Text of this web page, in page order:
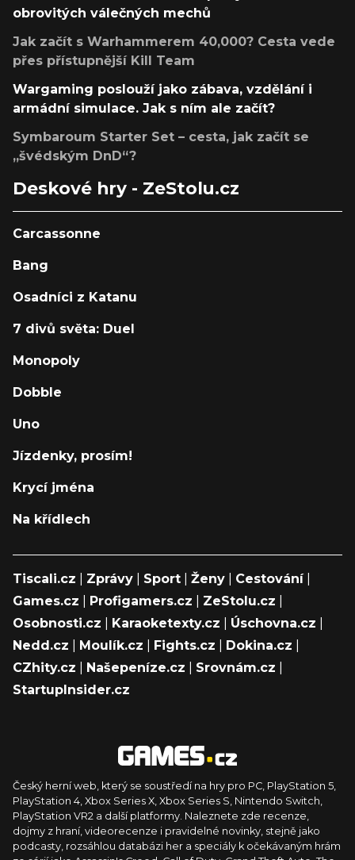
obrovitých válečných mechů
Jak začít s Warhammerem 40,000? Cesta vede
přes přístupnější Kill Team
Wargaming poslouží jako zábava, vzdělání i
armádní simulace. Jak s ním ale začít?
Symbaroum Starter Set – cesta, jak začít se
„švédským DnD“?
Deskové hry - ZeStolu.cz
Carcassonne
Bang
Osadníci z Katanu
7 divů světa: Duel
Monopoly
Dobble
Uno
Jízdenky, prosím!
Krycí jména
Na křídlech
Tiscali.cz Zprávy Sport Ženy Cestování|
Games.cz
Profigamers.cz ZeStolu.cz
Osobnosti.cz
Karaoketexty.cz Úschovna.cz
Nedd.cz
Moulík.cz Fights.cz Dokina.cz
CZhity.cz
Našepeníze.cz Srovnám.cz
StartupInsider.cz
Český herní web, který se soustředí na hry pro PC, PlayStation 5,
PlayStation 4, Xbox Series X, Xbox Series S, Nintendo Switch,
PlayStation VR2 a další platformy. Naleznete zde recenze,
dojmy z hraní, videorecenze i pravidelné novinky, stejně jako
podcasty, rozsáhlou databázi her a speciály k očekávaným hrám